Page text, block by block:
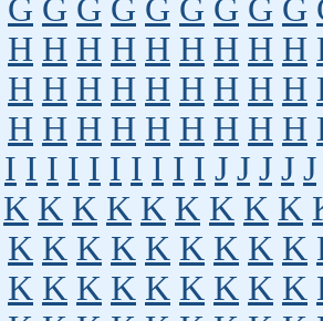
G G G G G G G G G
H H H H H H H H H
H H H H H H H H H
H H H H H H H H H
I I I I I I I I I I J J J J J
K K K K K K K K K
K K K K K K K K K
K K K K K K K K K